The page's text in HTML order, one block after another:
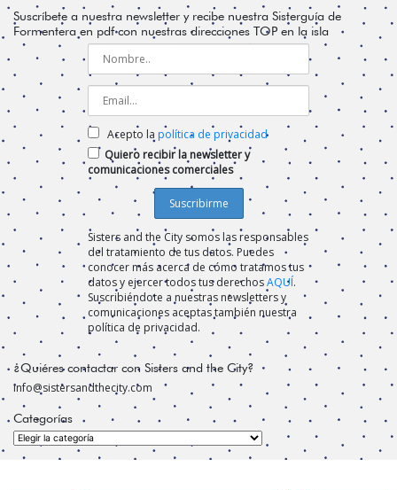
Suscríbete a nuestra newsletter y recibe nuestra Sisterguía de
Formentera en pdf con nuestras direcciones TOP en la isla
Acepto la política de privacidad
Quiero recibir la newsletter y
comunicaciones comerciales
Sisters and the City somos las responsables
del tratamiento de tus datos. Puedes
conocer más acerca de cómo tratamos tus
datos y ejercer todos tus derechosAQUÍ.
Suscribiéndote a nuestras newsletters y
comunicaciones aceptas también nuestra
política de privacidad.
¿Quiéres contactar con Sisters and the City?
info@sistersandthecity.com
Categorías
Categorías